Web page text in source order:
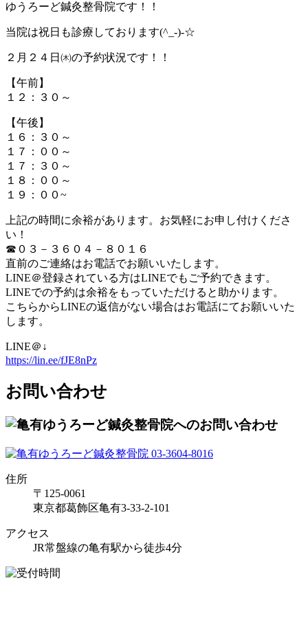
ゆうろーど鍼灸整骨院です！！
当院は祝日も診療しております(^_-)-☆
２月２４日㈭の予約状況です！！
【午前】
１２：３０～
【午後】
１６：３０～
１７：００～
１７：３０～
１８：００～
１９：００~
上記の時間に余裕があります。お気軽にお申し付けくださ
い！
☎０３－３６０４－８０１６
直前のご連絡はお電話でお願いいたします。
LINE＠登録されている方はLINEでもご予約できます。
LINEでの予約は余裕をもっていただけると助かります。
こちらからLINEの返信がない場合はお電話にてお願いいた
します。
LINE＠↓
https://lin.ee/fJE8nPz
お問い合わせ
住所
〒125-0061
東京都葛飾区亀有3-33-2-101
アクセス
JR常盤線の亀有駅から徒歩4分